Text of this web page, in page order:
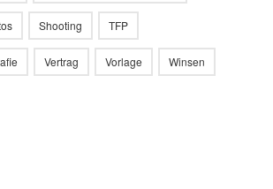
Shooting TFP
Vertrag Vorlage Winsen